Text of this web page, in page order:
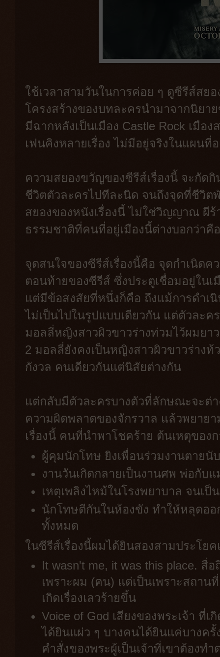
ใช้เวลาสามวันในการค่อย ๆ ดูซีรีส์สย
โครงสร้างของบทละครนำมาจากนิยา
มีฉากหลังเป็นเมือง Castle Rock เมื
เฟนคิงหลายเรื่อง ไม่มีอยู่จริงในแผนที่อ
ความสยองขวัญของซีรีส์เรื่องนี้ จะกัด
ชีวิตตัวละครไปทีละนิด จนถึงจุดที่ชีวิต
สยองของหนังเรื่องนี้ ไม่ใช่วิญญาณ ผี
ธรรมชาติที่คนที่อยู่เมืองนี้ต่างบอกว่าคื
จุดสนใจของซีรีส์เรื่องนี้คือ จุดกำเนิด
ตอนท้ายของซีรีส์ ซึ่งประตูเชื่อมอยู่ใน
แต่มีข้อสงสัยที่หนึ่งก็คือ ถึงแม้การดำเ
ไม่เป็นไปในรูปแบบเดียวกัน แต่ตัวละ
มอลลี่หญิงสาวผิวขาวร่างท่วมไว้ผมย
2 มอลลี่ยังคงเป็นหญิงสาวผิวขาวร่าง
กังวล คนเดียวกันแต่นิสัยต่างกัน
แต่กลับมีตัวละครบางตัวที่ลักษณะจะต่า
ความผิดพลาดของจักรวาล แล้วพยาย
เรื่องนี้ คนที่นำพาโชคร้าย ต้นเหตุของ
ผู้คุมนักโทษ ยิงเพื่อนร่วมงานตาย
งานวันเกิดกลายเป็นงานศพ พ่อกับ
เหตุเพลิงไหม้ในโรงพยาบาล จนเ
นักโทษตีกันในห้องขัง ทำให้หลุดอ
ทั้งหมด
ในซีรีส์เรื่องนี้ผมได้ยินสองสามประโ
It wasn't me, it was this place. สื่
เพราะผม (คน) แต่เป็นเพราะสถา
เกิดเรื่องเลวร้ายขึ้น
Voice of God เสียงของพระเจ้า ที่
ได้ยินแผ่ว ๆ บางคนได้ยินแค่บางค
คำสั่งของพระผู้เป็นเจ้าที่เขาต้องท